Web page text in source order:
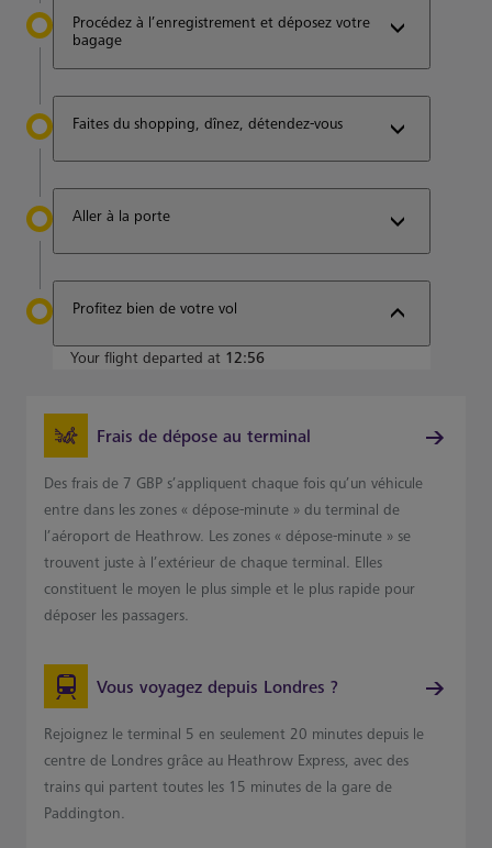
Procédez à l’enregistrement et déposez votre
bagage
Faites du shopping, dînez, détendez-vous
Aller à la porte
Profitez bien de votre vol
Your flight departed at 12:56
Frais de dépose au terminal
Des frais de 7 GBP s’appliquent chaque fois qu’un véhicule
entre dans les zones « dépose-minute » du terminal de
l’aéroport de Heathrow. Les zones « dépose-minute » se
trouvent juste à l’extérieur de chaque terminal. Elles
constituent le moyen le plus simple et le plus rapide pour
déposer les passagers.
Vous voyagez depuis Londres ?
Rejoignez le terminal 5 en seulement 20 minutes depuis le
centre de Londres grâce au Heathrow Express, avec des
trains qui partent toutes les 15 minutes de la gare de
Paddington.